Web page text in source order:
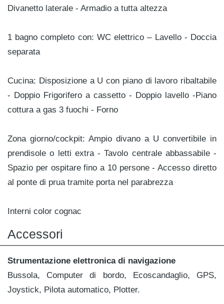
Divanetto laterale - Armadio a tutta altezza
1 bagno completo con: WC elettrico – Lavello - Doccia
separata
Cucina: Disposizione a U con piano di lavoro ribaltabile
- Doppio Frigorifero a cassetto - Doppio lavello -Piano
cottura a gas 3 fuochi - Forno
Zona giorno/cockpit: Ampio divano a U convertibile in
prendisole o letti extra - Tavolo centrale abbassabile -
Spazio per ospitare fino a 10 persone - Accesso diretto
al ponte di prua tramite porta nel parabrezza
Interni color cognac
Accessori
Strumentazione elettronica di navigazione
Bussola, Computer di bordo, Ecoscandaglio, GPS,
Joystick, Pilota automatico, Plotter.